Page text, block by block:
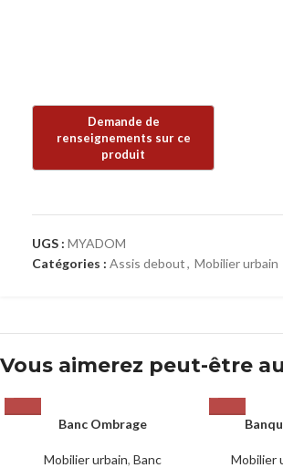
UGS : MYADOM
Catégories : Assis debout, Mobilier urbain
Vous aimerez peut-être
Banc Ombrage
Mobilier urbain, Banc Mobilier